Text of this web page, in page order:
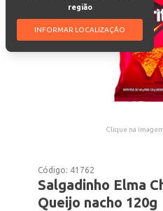
região
INFORMAR LOCALIZAÇÃO
Clique na
Código: 41762
Salgadinho Elma
Queijo nacho 120g